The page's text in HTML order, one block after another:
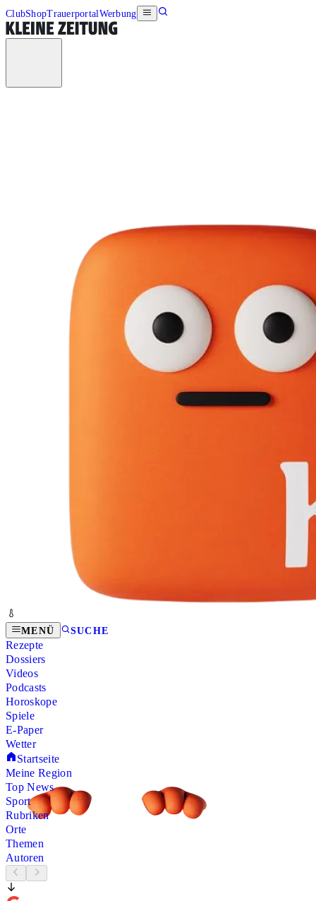
ClubShopTrauerportalWerbung
MENÜ SUCHE
Rezepte
Dossiers
Videos
Podcasts
Horoskope
Spiele
E-Paper
Wetter
Startseite
Meine Region
Top News
Sport
Rubriken
Orte
Themen
Autoren